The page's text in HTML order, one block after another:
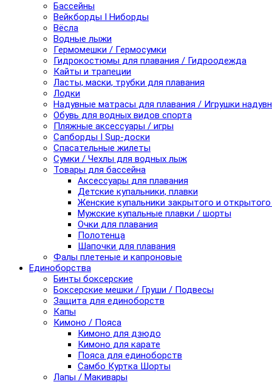
Бассейны
Вейкборды I Ниборды
Вёсла
Водные лыжи
Гермомешки / Гермосумки
Гидрокостюмы для плавания / Гидроодежда
Кайты и трапеции
Ласты, маски, трубки для плавания
Лодки
Надувные матрасы для плавания / Игрушки
Обувь для водных видов спорта
Пляжные аксессуары / игры
Сапборды I Sup-доски
Спасательные жилеты
Сумки / Чехлы для водных лыж
Товары для бассейна
Аксессуары для плавания
Детские купальники, плавки
Женские купальники закрытого и
Мужские купальные плавки / шорты
Очки для плавания
Полотенца
Шапочки для плавания
Фалы плетеные и капроновые
Единоборства
Бинты боксерские
Боксерские мешки / Груши / Подвесы
Защита для единоборств
Капы
Кимоно / Пояса
Кимоно для дзюдо
Кимоно для карате
Пояса для единоборств
Самбо Куртка Шорты
Лапы / Макивары